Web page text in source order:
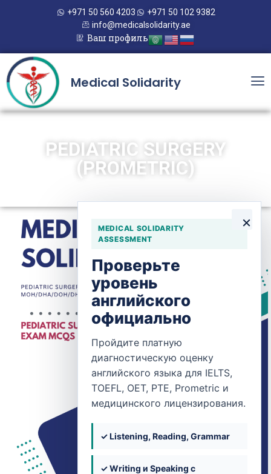
+971 50 560 4203
+971 50 102 9382
info@medicalsolidarity.ae
Ваш профиль
Medical Solidarity
×
MEDICAL SOLIDARITY
ASSESSMENT
Проверьте
уровень
английского
официально
Пройдите платную
диагностическую оценку
английского языка для IELTS,
TOEFL, OET, PTE, Prometric и
медицинского лицензирования.
✓ Listening, Reading, Grammar
✓ Writing и Speaking с
PEDIATRIC SURGERY
(PROMETRIC)